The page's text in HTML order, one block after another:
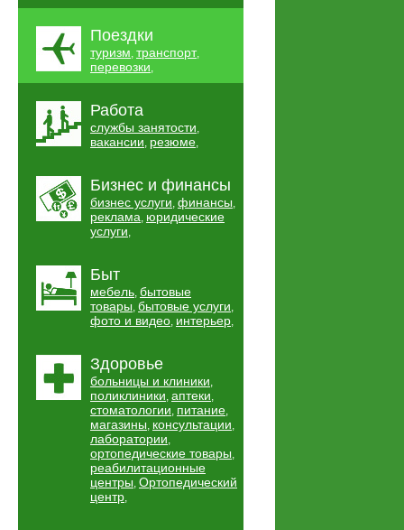
Поездки
туризм, транспорт,
перевозки,
Работа
службы занятости,
вакансии, резюме,
Бизнес и финансы
бизнес услуги, финансы,
реклама, юридические
услуги,
Быт
мебель, бытовые
товары, бытовые услуги,
фото и видео, интерьер,
Здоровье
больницы и клиники,
поликлиники, аптеки,
стоматологии, питание,
магазины, консультации,
лаборатории,
ортопедические товары,
реабилитационные
центры, Ортопедический
центр,